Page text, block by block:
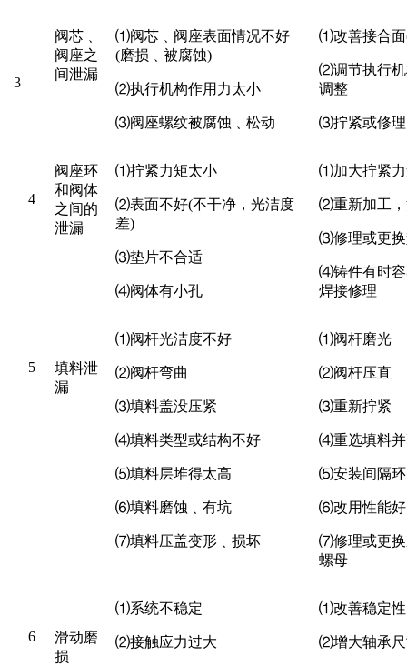
3
阀芯
阀座之
间泄漏
⑴阀芯 ﹑阀座表面情况不好
(磨损﹑被腐蚀)
⑵执行机构作用力太小
⑶阀座螺纹被腐蚀 ﹑松动
⑴改善接合面
⑵调节执行
调整
⑶拧紧或修理
4
阀座环
和阀体
之间的
泄漏
⑴拧紧力矩太小
⑵表面不好(不干净，光洁度
差)
⑶垫片不合适
⑷阀体有小孔
⑴加大拧紧
⑵重新加工
⑶修理或更
⑷铸件有时
焊接修理
5
填料泄
漏
⑴阀杆光洁度不好
⑵阀杆弯曲
⑶填料盖没压紧
⑷填料类型或结构不好
⑸填料层堆得太高
⑹填料磨蚀 ﹑有坑
⑺填料压盖变形﹑损坏
⑴阀杆磨光
⑵阀杆压直
⑶重新拧紧
⑷重选填料
⑸安装间隔
⑹改用性能
⑺修理或更
螺母
6
滑动磨
损
⑴系统不稳定
⑵接触应力过大
⑴改善稳定性
⑵增大轴承